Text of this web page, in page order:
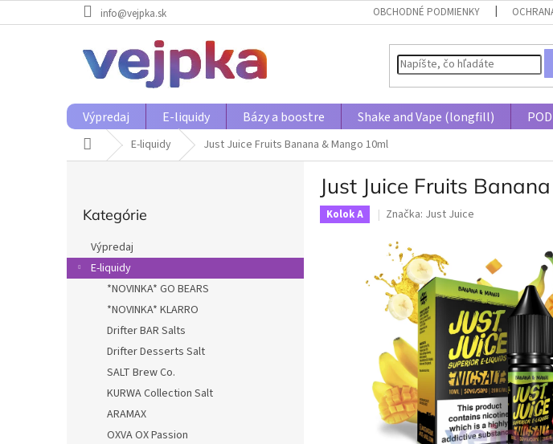
na
info@vejpka.sk OBCHODNÉ PODMIENKY
Výpredaj E-liquidy Bázy a boostre Shake and Vape (longfill)
DomovE-liquidy Just Juice Fruits Banana & Mango 10ml
p
a
kategórie
Kategórie
Výpredaj
E-liquidy
*NOVINKA* GO BEARS
*NOVINKA* KLARRO
Drifter BAR Salts
Drifter Desserts Salt
SALT Brew Co.
KURWA Collection Salt
ARAMAX
OXVA OX Passion
Just Juice Fruits
Kolok A Značka: Just Juice